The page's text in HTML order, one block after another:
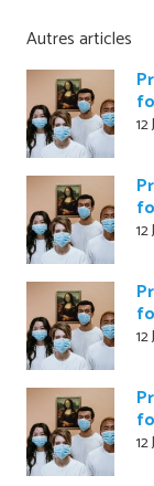
Autres articles